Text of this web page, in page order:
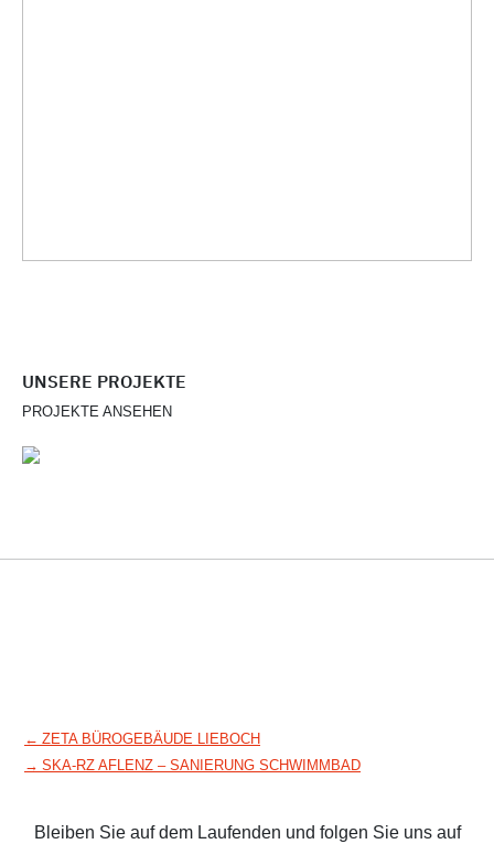
UNSERE PROJEKTE
PROJEKTE ANSEHEN
Beitragsnavigation
← ZETA BÜROGEBÄUDE LIEBOCH
→ SKA-RZ AFLENZ – SANIERUNG SCHWIMMBAD
Bleiben Sie auf dem Laufenden und folgen Sie uns auf